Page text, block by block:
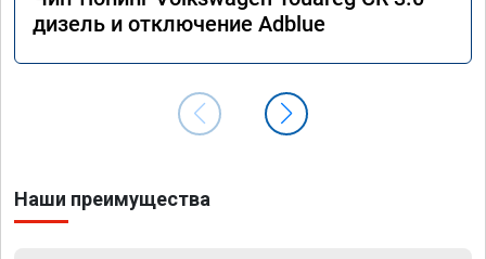
дизель и отключение Adblue
Наши преимущества